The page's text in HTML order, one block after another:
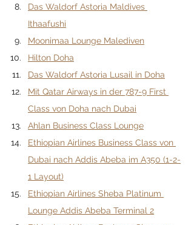
Das Waldorf Astoria Maldives
Ithaafushi
Moonimaa Lounge Malediven
Hilton Doha
Das Waldorf Astoria Lusail in Doha
Mit Qatar Airways in der 787-9 First
Class von Doha nach Dubai
Ahlan Business Class Lounge
Ethiopian Airlines Business Class von
Dubai nach Addis Abeba im A350 (1-2-
1 Layout)
Ethiopian Airlines Sheba Platinum
Lounge Addis Abeba Terminal 2